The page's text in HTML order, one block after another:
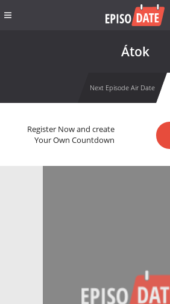
Átok
Next Episode Air Date
Register Now and create
Your Own Countdown